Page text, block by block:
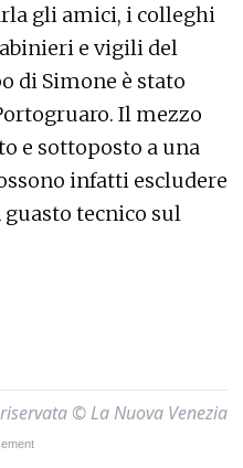
gli amici, i colleghi
e vigili del
di Simone è stato
Il mezzo
e sottoposto a una
infatti escludere
guasto tecnico sul
© La Nuova Venezia